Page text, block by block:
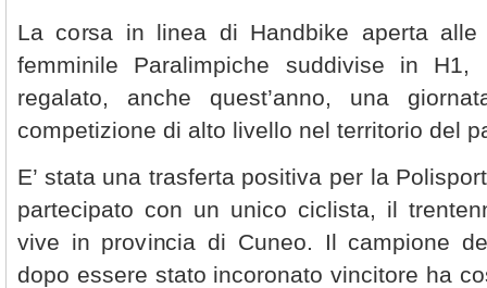
La corsa in linea di Handbike aperta alle
femminile Paralimpiche suddivise in
regalato, anche quest’anno, una
competizione di alto livello nel territorio del
E’ stata una trasferta positiva per la
partecipato con un unico ciclista, il
vive in provincia di Cuneo. Il campione
dopo essere stato incoronato vincitore ha